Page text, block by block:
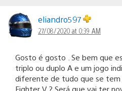
eliandro597
27/08/2020 at 0:39 AM
Gosto é gosto . Se bem que
triplo ou duplo A e um jogo
diferente de tudo que se tem
Fighter V ? Será que vai ter